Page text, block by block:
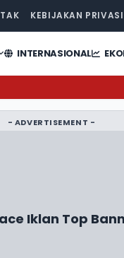
KEBIJAKAN PRIVASI
INTERNASIONAL
- ADVERTISEMENT -
Iklan Top